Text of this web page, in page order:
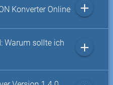
Konverter Online add
Warum sollte ich
add